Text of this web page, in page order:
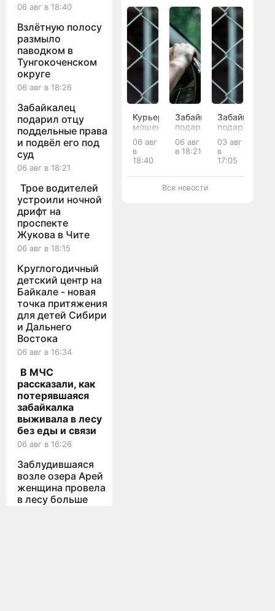
06 авг в 18:40
Взлётную полосу
размыло
паводком в
Тунгокоченском
округе
06 авг в 18:26
Забайкалец
подарил отцу
поддельные права
и подвёл его под
суд
06 авг в 18:21
Трое водителей
устроили ночной
дрифт на
проспекте
Жукова в Чите
06 авг в 18:15
Круглогодичный
детский центр на
Байкале - новая
точка притяжения
для детей Сибири
и Дальнего
Востока
06 авг в 16:34
В МЧС
рассказали, как
потерявшаяся
забайкалка
выживала в лесу
без еды и связи
06 авг в 16:26
Заблудившаяся
возле озера Арей
женщина провела
в лесу больше
Курьер
мошенников
украл
у
матери
и
вдовы
06 авг
в
18:40
Забайкалец
подарил
отцу
поддельные
права
подвёл
его
06 авг
в 18:21
Забайкалец
подарил
наркотики
и
получил
11 лет
03 авг
в
17:05
Все новости